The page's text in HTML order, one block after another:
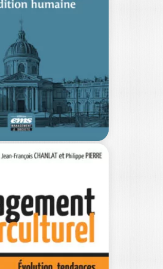
(2026),
de Recherche Non
34,00€